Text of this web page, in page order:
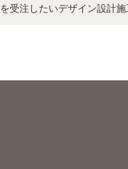
受注したいデザイン設計